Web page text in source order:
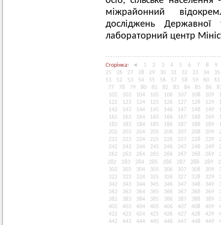
міжрайонний
досліджень Державної
лабораторний центр
Сторінка: ◄ 1 2 3 4 5 6 7 8
9
25
26 27 28 29 30 31 32 33 34
35
51
52 53 54 55 56 57 58 59 60
61
77
78 79 80 81 82 83 84 85 86
102
103 104 105 106 107 108 109
122
123 124 125 126 127 128 129
142
143 144 145 146 147 148 149
162
163 164 165 166 167 168 169
182
183 184 185 186 187 188 189
202
203 204 205 206 207 208 209
222
223 224 225 226 227 228 229
242
243 244 245 246 247 248 249
262
263 264 265 266 267 268 269
282
283 284 285 286 287 288 289
302
303 304 305 306 307 308 309
322
323 324 325 326 327 328 329
342
343 344 345 346 347 348 349
362
363 364 365 366 367 368 369
382
383 384 385 386 387 388 389
402
403 404 405 406 407 408 409
422
423 424 425 426 427 428 429
442
443 444 445 446 447 448 449